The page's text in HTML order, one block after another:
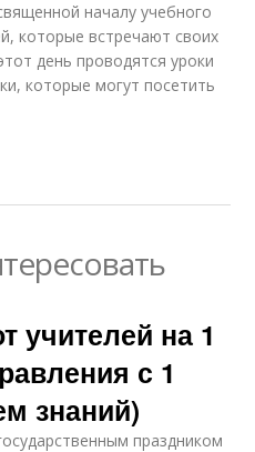
началу учебного
которые встречают своих
день проводятся уроки
которые могут посетить
учителей на 1
с 1
знаний)
праздником